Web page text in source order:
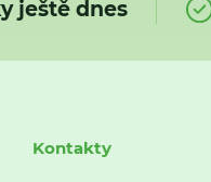
ještě dnes
Kontakty